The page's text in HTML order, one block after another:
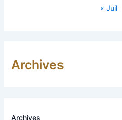
« Juil
Archives
Archives